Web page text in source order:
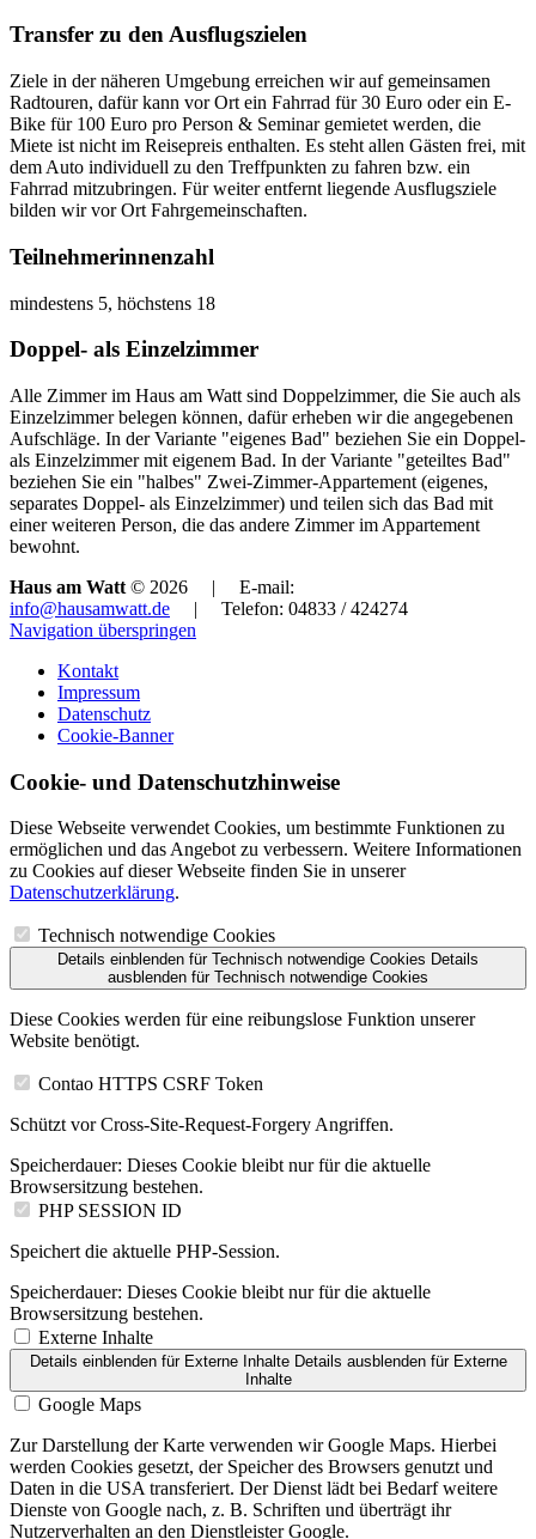
Transfer zu den Ausflugszielen
Ziele in der näheren Umgebung erreichen wir auf gemeinsamen
Radtouren, dafür kann vor Ort ein Fahrrad für 30 Euro oder ein E-
Bike für 100 Euro pro Person & Seminar gemietet werden, die
Miete ist nicht im Reisepreis enthalten. Es steht allen Gästen frei, mit
dem Auto individuell zu den Treffpunkten zu fahren bzw. ein
Fahrrad mitzubringen. Für weiter entfernt liegende Ausflugsziele
bilden wir vor Ort Fahrgemeinschaften.
Teilnehmerinnenzahl
mindestens 5, höchstens 18
Doppel- als Einzelzimmer
Alle Zimmer im Haus am Watt sind Doppelzimmer, die Sie auch als
Einzelzimmer belegen können, dafür erheben wir die angegebenen
Aufschläge. In der Variante "eigenes Bad" beziehen Sie ein Doppel-
als Einzelzimmer mit eigenem Bad. In der Variante "geteiltes Bad"
beziehen Sie ein "halbes" Zwei-Zimmer-Appartement (eigenes,
separates Doppel- als Einzelzimmer) und teilen sich das Bad mit
einer weiteren Person, die das andere Zimmer im Appartement
bewohnt.
Haus am Watt © 2026 | E-mail:
info@hausamwatt.de | Telefon: 04833 / 424274
Navigation überspringen
Kontakt
Impressum
Datenschutz
Cookie-Banner
Cookie- und Datenschutzhinweise
Diese Webseite verwendet Cookies, um bestimmte Funktionen zu
ermöglichen und das Angebot zu verbessern. Weitere Informationen
zu Cookies auf dieser Webseite finden Sie in unserer
Datenschutzerklärung.
Technisch notwendige Cookies
Details einblenden für Technisch notwendige Cookies Details
ausblenden für Technisch notwendige Cookies
Diese Cookies werden für eine reibungslose Funktion unserer
Website benötigt.
Contao HTTPS CSRF Token
Schützt vor Cross-Site-Request-Forgery Angriffen.
Speicherdauer: Dieses Cookie bleibt nur für die aktuelle
Browsersitzung bestehen.
PHP SESSION ID
Speichert die aktuelle PHP-Session.
Speicherdauer: Dieses Cookie bleibt nur für die aktuelle
Browsersitzung bestehen.
Externe Inhalte
Details einblendenfür Externe Inhalte Details ausblendenfür Externe
Inhalte
Google Maps
Zur Darstellung der Karte verwenden wir Google Maps. Hierbei
werden Cookies gesetzt, der Speicher des Browsers genutzt und
Daten in die USA transferiert. Der Dienst lädt bei Bedarf weitere
Dienste von Google nach, z. B. Schriften und überträgt ihr
Nutzerverhalten an den Dienstleister Google.